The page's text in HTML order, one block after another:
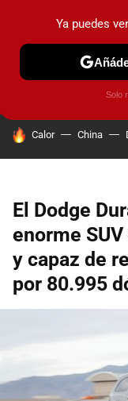
PRUEBAS
HOY SE HABLA DE
Calor China
El Dodge
enorme
y capaz de
por 80.995
Ya puedes
Solo